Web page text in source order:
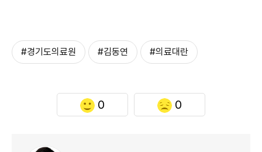
#경기도의료원 #김동연 #의료대란
0 0